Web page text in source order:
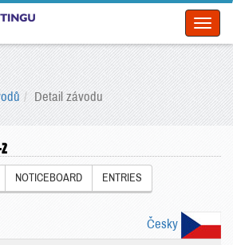
Detail závodu
NOTICEBOARD ENTRIES
Česky